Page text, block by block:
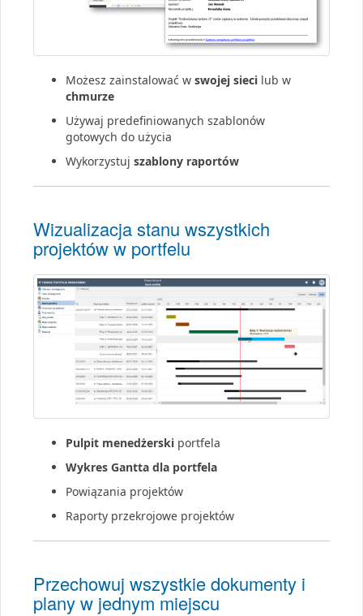
Możesz zainstalować w swojej sieci lub w
chmurze
Używaj predefiniowanych szablonów
gotowych do użycia
Wykorzystuj szablony raportów
Wizualizacja stanu wszystkich
projektów w portfelu
Pulpit menedżerski portfela
Wykres Gantta dla portfela
Powiązania projektów
Raporty przekrojowe projektów
Przechowuj wszystkie dokumenty i
plany w jednym miejscu